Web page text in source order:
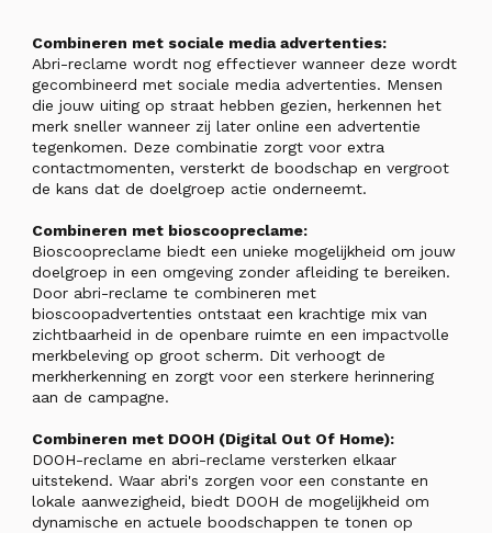
Combineren met sociale media advertenties:
Abri-reclame wordt nog effectiever wanneer deze wordt
gecombineerd met sociale media advertenties. Mensen
die jouw uiting op straat hebben gezien, herkennen het
merk sneller wanneer zij later online een advertentie
tegenkomen. Deze combinatie zorgt voor extra
contactmomenten, versterkt de boodschap en vergroot
de kans dat de doelgroep actie onderneemt.
Combineren met bioscoopreclame:
Bioscoopreclame biedt een unieke mogelijkheid om jouw
doelgroep in een omgeving zonder afleiding te bereiken.
Door abri-reclame te combineren met
bioscoopadvertenties ontstaat een krachtige mix van
zichtbaarheid in de openbare ruimte en een impactvolle
merkbeleving op groot scherm. Dit verhoogt de
merkherkenning en zorgt voor een sterkere herinnering
aan de campagne.
Combineren met DOOH (Digital Out Of Home):
DOOH-reclame en abri-reclame versterken elkaar
uitstekend. Waar abri's zorgen voor een constante en
lokale aanwezigheid, biedt DOOH de mogelijkheid om
dynamische en actuele boodschappen te tonen op